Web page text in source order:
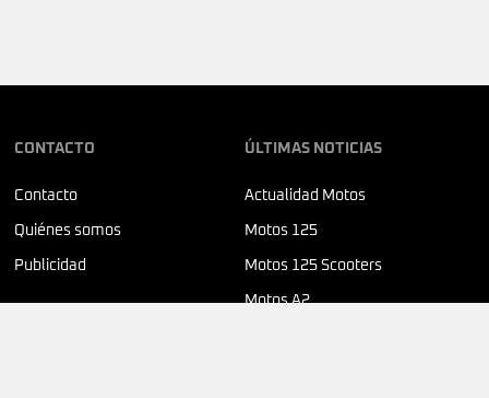
CONTACTO
Contacto
Quiénes somos
Publicidad
ÚLTIMAS NOTICIAS
Actualidad Motos
Motos 125
Motos 125 Scooters
Motos A2